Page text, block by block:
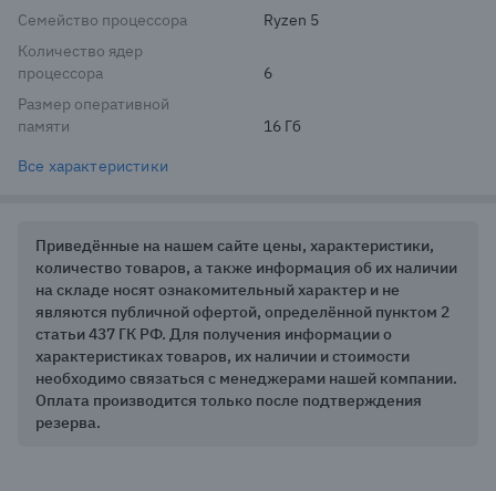
Семейство процессора
Ryzen 5
Количество ядер
процессора
6
Размер оперативной
памяти
16 Гб
Все характеристики
Приведённые на нашем сайте цены, характеристики,
количество товаров, а также информация об их наличии
на складе носят ознакомительный характер и не
являются публичной офертой, определённой пунктом 2
статьи 437 ГК РФ. Для получения информации о
характеристиках товаров, их наличии и стоимости
необходимо связаться с менеджерами нашей компании.
Оплата производится только после подтверждения
резерва.